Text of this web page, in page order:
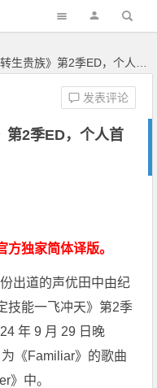
第2季ED，个人首张专辑《Crier》发布
第2季ED，个人首
发表评论
独家简体译版。
出道的声优田中由纪
技能一飞冲天》第2季
年 9 月 29 日晚
《Familiar》的歌曲
》中。